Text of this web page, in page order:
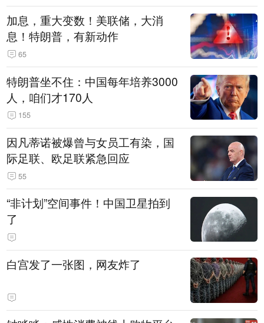
加息，重大变数！美联储，大消
息！特朗普，有新动作
65
特朗普坐不住：中国每年培养3000
人，咱们才170人
155
因凡蒂诺被爆曾与女员工有染，国
际足联、欧足联紧急回应
55
“非计划”空间事件！中国卫星拍到
了
白宫发了一张图，网友炸了